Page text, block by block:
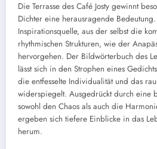
Die Terrasse des Café Josty gewinnt
Dichter eine herausragende
Inspirationsquelle, aus der selbst die
rhythmischen Strukturen, wie der
hervorgehen. Der Bildwörterbuch des
lässt sich in den Strophen eines
die entfesselte Individualität und das
widerspiegelt. Ausgedrückt durch eine
sowohl den Chaos als auch die
ergeben sich tiefere Einblicke in das
herum.